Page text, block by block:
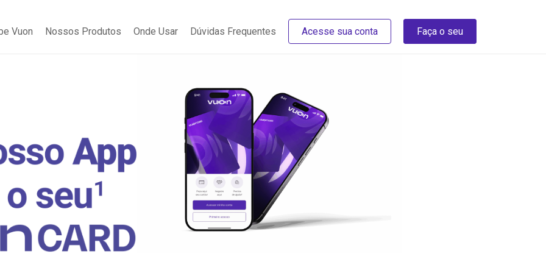
Vuon Nossos Produtos Onde Usar Dúvidas Frequentes Acesse sua conta Faça o seu